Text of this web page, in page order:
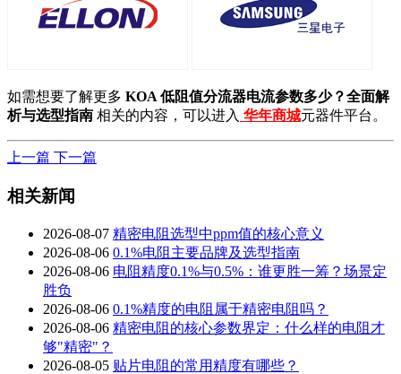
如需想要了解更多 KOA 低阻值分流器电流参数多少？全面解
析与选型指南 相关的内容，可以进入 华年商城元器件平台。
上一篇 下一篇
相关新闻
2026-08-07 精密电阻选型中ppm值的核心意义
2026-08-06 0.1%电阻主要品牌及选型指南
2026-08-06 电阻精度0.1%与0.5%：谁更胜一筹？场景定
胜负
2026-08-06 0.1%精度的电阻属于精密电阻吗？
2026-08-06 精密电阻的核心参数界定：什么样的电阻才
够"精密"？
2026-08-05 贴片电阻的常用精度有哪些？